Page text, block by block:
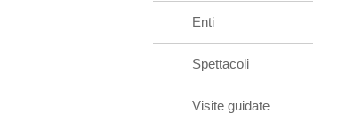
Enti
Spettacoli
Visite guidate